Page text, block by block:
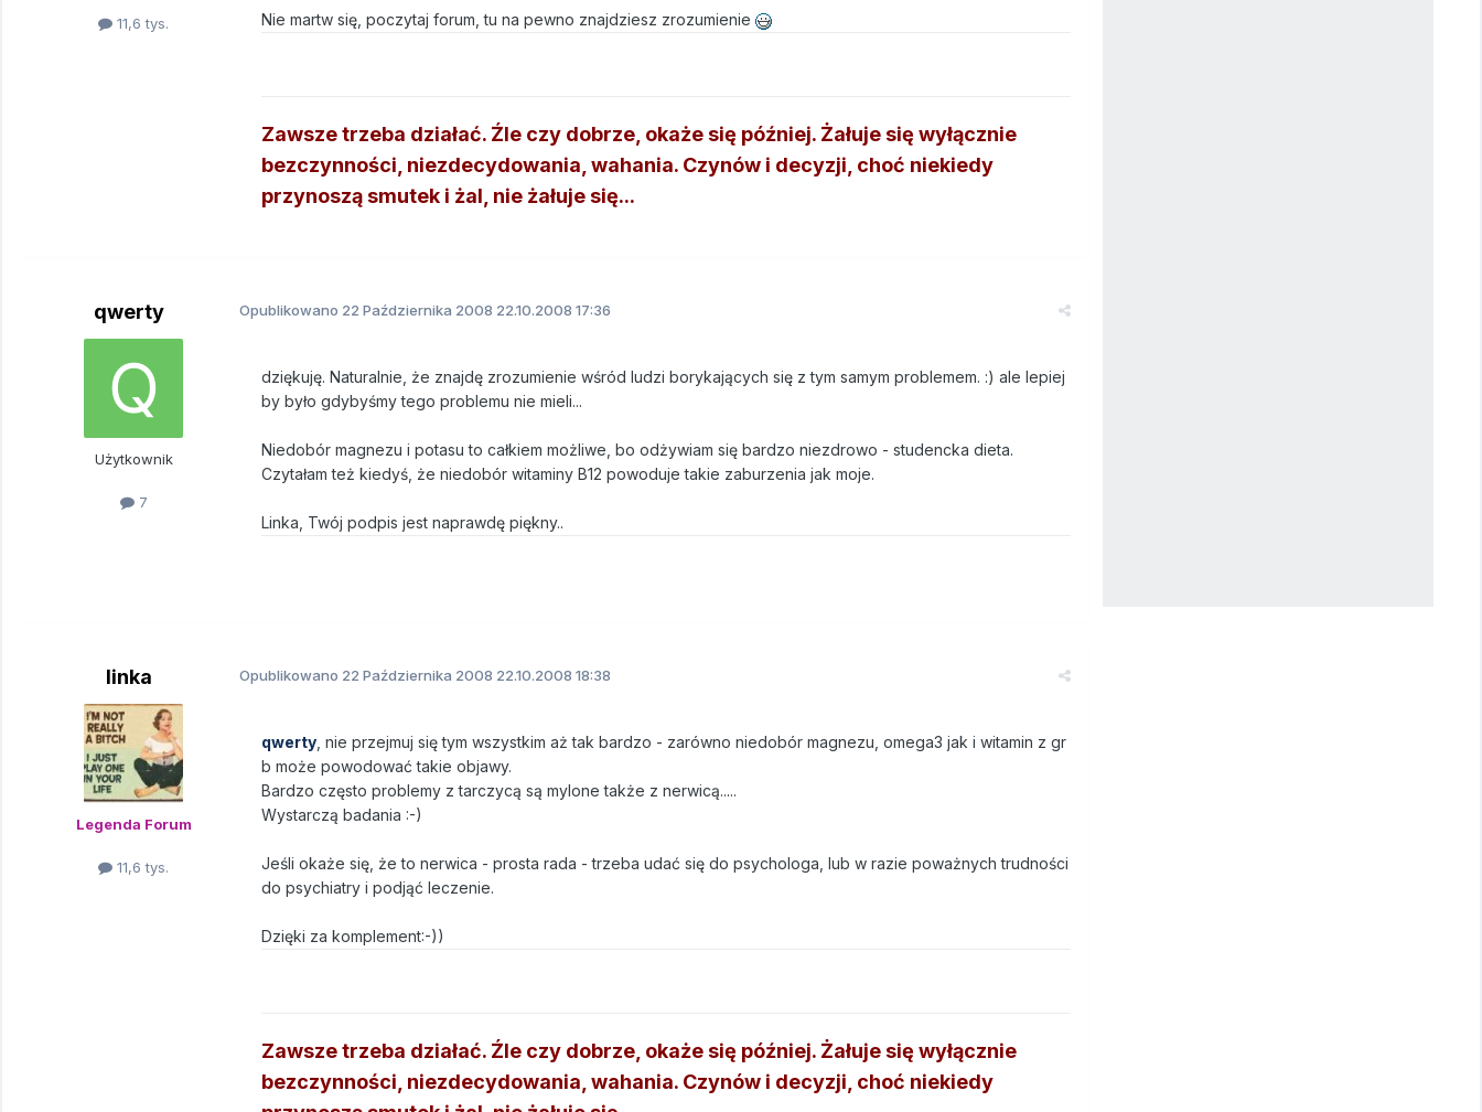
11,6 tys. Nie martw się, poczytaj forum, tu na pewno znajdziesz zrozumienie
Zawsze trzeba działać. Źle czy dobrze, okaże się później. Żałuje się wyłącznie
bezczynności, niezdecydowania, wahania. Czynów i decyzji, choć niekiedy
przynoszą smutek i żal, nie żałuje się...
qwerty
Użytkownik
7
Opublikowano 22 Października 2008 22.10.2008 17:36
dziękuję. Naturalnie, że znajdę zrozumienie wśród ludzi borykających się z tym samym problemem. :) ale lepiej
by było gdybyśmy tego problemu nie mieli...
Niedobór magnezu i potasu to całkiem możliwe, bo odżywiam się bardzo niezdrowo - studencka dieta.
Czytałam też kiedyś, że niedobór witaminy B12 powoduje takie zaburzenia jak moje.
Linka, Twój podpis jest naprawdę piękny..
linka
Legenda Forum
11,6 tys.
Opublikowano 22 Października 2008 22.10.2008 18:38
qwerty , nie przejmuj się tym wszystkim aż tak bardzo - zarówno niedobór magnezu, omega3 jak i witamin z gr
b może powodować takie objawy.
Bardzo często problemy z tarczycą są mylone także z nerwicą.....
Wystarczą badania :-)
Jeśli okaże się, że to nerwica - prosta rada - trzeba udać się do psychologa, lub w razie poważnych trudności
do psychiatry i podjąć leczenie.
Dzięki za komplement:-))
Zawsze trzeba działać. Źle czy dobrze, okaże się później. Żałuje się wyłącznie
bezczynności, niezdecydowania, wahania. Czynów i decyzji, choć niekiedy